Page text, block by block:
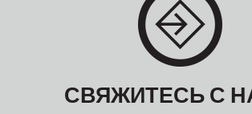
СВЯЖИТЕСЬ С